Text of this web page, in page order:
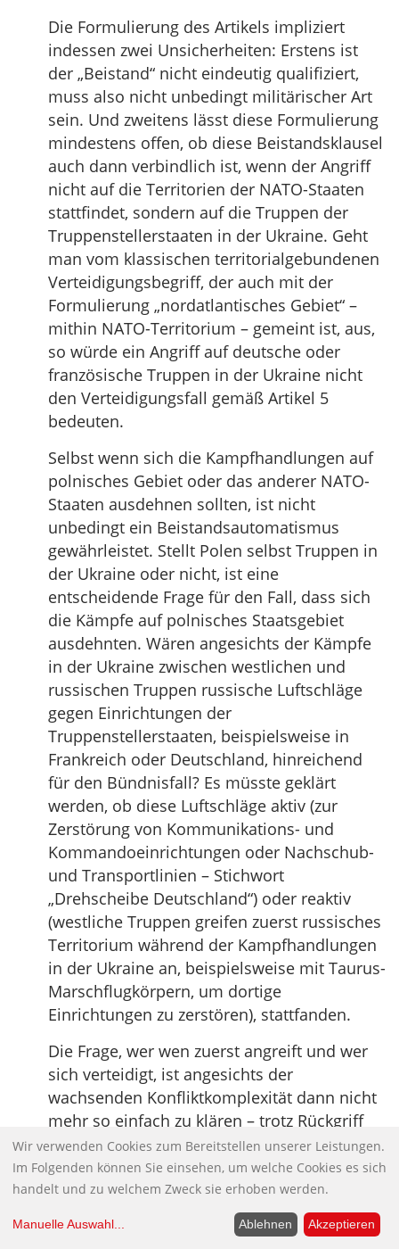
Die Formulierung des Artikels impliziert
indessen zwei Unsicherheiten: Erstens ist
der „Beistand“ nicht eindeutig qualifiziert,
muss also nicht unbedingt militärischer Art
sein. Und zweitens lässt diese Formulierung
mindestens offen, ob diese Beistandsklausel
auch dann verbindlich ist, wenn der Angriff
nicht auf die Territorien der NATO-Staaten
stattfindet, sondern auf die Truppen der
Truppenstellerstaaten in der Ukraine. Geht
man vom klassischen territorialgebundenen
Verteidigungsbegriff, der auch mit der
Formulierung „nordatlantisches Gebiet“ –
mithin NATO-Territorium – gemeint ist, aus,
so würde ein Angriff auf deutsche oder
französische Truppen in der Ukraine nicht
den Verteidigungsfall gemäß Artikel 5
bedeuten.
Selbst wenn sich die Kampfhandlungen auf
polnisches Gebiet oder das anderer NATO-
Staaten ausdehnen sollten, ist nicht
unbedingt ein Beistandsautomatismus
gewährleistet. Stellt Polen selbst Truppen in
der Ukraine oder nicht, ist eine
entscheidende Frage für den Fall, dass sich
die Kämpfe auf polnisches Staatsgebiet
ausdehnten. Wären angesichts der Kämpfe
in der Ukraine zwischen westlichen und
russischen Truppen russische Luftschläge
gegen Einrichtungen der
Truppenstellerstaaten, beispielsweise in
Frankreich oder Deutschland, hinreichend
für den Bündnisfall? Es müsste geklärt
werden, ob diese Luftschläge aktiv (zur
Zerstörung von Kommunikations- und
Kommandoeinrichtungen oder Nachschub-
und Transportlinien – Stichwort
„Drehscheibe Deutschland“) oder reaktiv
(westliche Truppen greifen zuerst russisches
Territorium während der Kampfhandlungen
in der Ukraine an, beispielsweise mit Taurus-
Marschflugkörpern, um dortige
Einrichtungen zu zerstören), stattfanden.
Die Frage, wer wen zuerst angreift und wer
sich verteidigt, ist angesichts der
wachsenden Konfliktkomplexität dann nicht
mehr so einfach zu klären – trotz Rückgriff
auf die „Definition der Aggression“, die 1974
in einer Resolution der UN-
Generalversammlung (A/RES/3314 (XXIX) vom
14. Dezember 1974) fixiert wurde. Und sind
die beteiligten Entscheidungsträger
Wir verwenden Cookies zum Bereitstellen unserer Leistungen.
Im Folgenden können Sie einsehen, um welche Cookies es sich
handelt und zu welchem Zweck sie erhoben werden.
Manuelle Auswahl... Ablehnen Akzeptieren